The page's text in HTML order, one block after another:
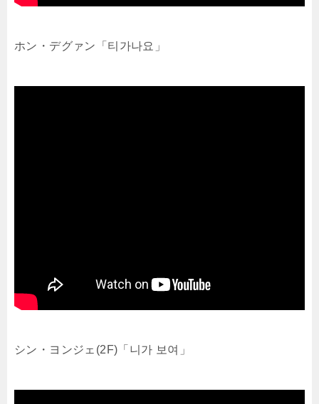
ホン・デグァン「티가나요」
シン・ヨンジェ(2F)「니가 보여」